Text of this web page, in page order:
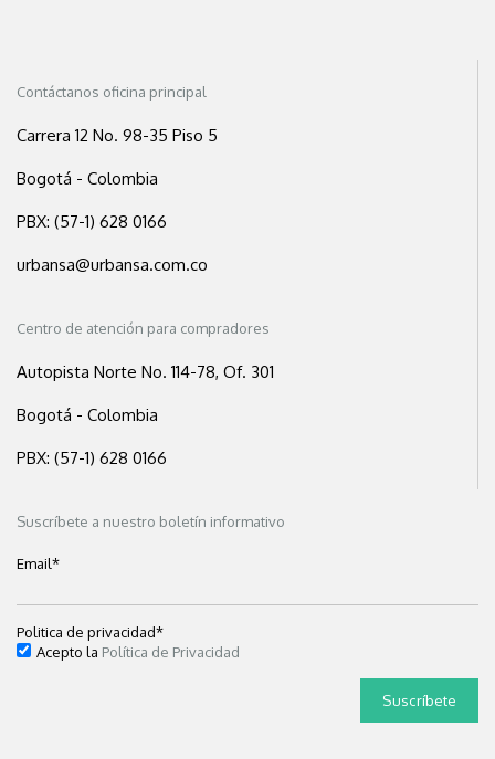
Contáctanos oficina principal
Carrera 12 No. 98-35 Piso 5
Bogotá - Colombia
PBX: (57-1) 628 0166
urbansa@urbansa.com.co
Centro de atención para compradores
Autopista Norte No. 114-78, Of. 301
Bogotá - Colombia
PBX: (57-1) 628 0166
Suscríbete a nuestro boletín informativo
Email*
Politica de privacidad*
Acepto la Política de Privacidad